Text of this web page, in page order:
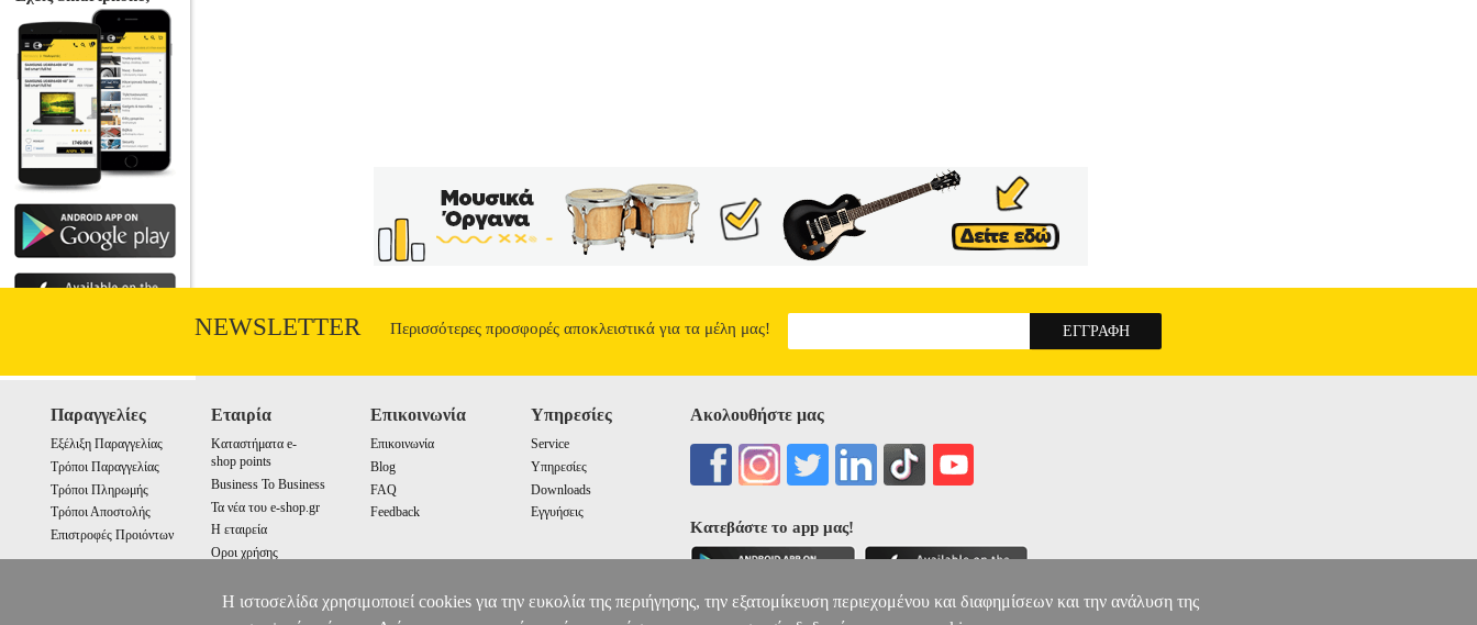
NEWSLETTER Περισσότερες προσφορές αποκλειστικά για τα μέλη μας!
Παραγγελίες
Εξέλιξη Παραγγελίας
Τρόποι Παραγγελίας
Τρόποι Πληρωμής
Τρόποι Αποστολής
Επιστροφές Προιόντων
Εταιρία
Καταστήματα e-
shop points
Business To Business
Τα νέα του e-shop.gr
Η εταιρεία
Οροι χρήσης
Επικοινωνία
Επικοινωνία
Blog
FAQ
Feedback
Υπηρεσίες
Service
Υπηρεσίες
Downloads
Εγγυήσεις
Ακολουθήστε μας
Κατεβάστε το app μας!
Η ιστοσελίδα χρησιμοποιεί cookies για την ευκολία της περιήγησης, την εξατομίκευση περιεχομένου και διαφημίσεων και την ανάλυση της